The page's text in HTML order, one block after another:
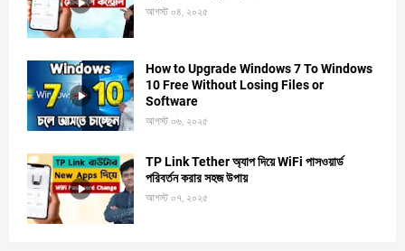
আগস্ট ০৪, ২০২৫
How to Upgrade Windows 7 To Windows
10 Free Without Losing Files or
Software
আগস্ট ০৬, ২০২৫
TP Link Tether অ্যাপ দিয়ে WiFi পাসওয়ার্ড
পরিবর্তন করার সহজ উপায়
আগস্ট ০৭, ২০২৫